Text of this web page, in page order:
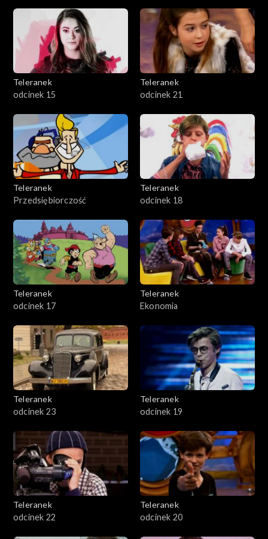
Teleranek
odcinek 15
Teleranek
odcinek 21
Teleranek
Przedsiębiorczość
Teleranek
odcinek 18
Teleranek
odcinek 17
Teleranek
Ekonomia
Teleranek
odcinek 23
Teleranek
odcinek 19
Teleranek
odcinek 22
Teleranek
odcinek 20